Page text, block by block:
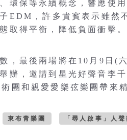
環保等永續概念，響應使
EDM，許多貴賓表示雖然
取得平衡，降低負面衝擊。
，最後兩場將在10月9日(
辦，邀請到星光好聲音李
團和親愛愛樂弦樂團帶來
東布青樂團 「尋人啟事」人聲